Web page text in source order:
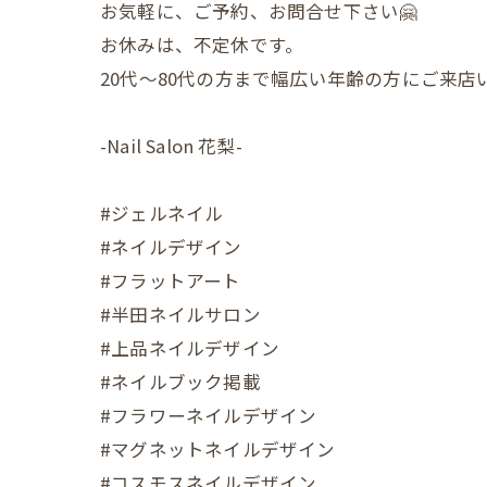
お気軽に、ご予約、お問合せ下さい🤗
お休みは、不定休です。
20代〜80代の方まで幅広い年齢の方にご来
-Nail Salon 花梨-
#ジェルネイル
#ネイルデザイン
#フラットアート
#半田ネイルサロン
#上品ネイルデザイン
#ネイルブック掲載
#フラワーネイルデザイン
#マグネットネイルデザイン